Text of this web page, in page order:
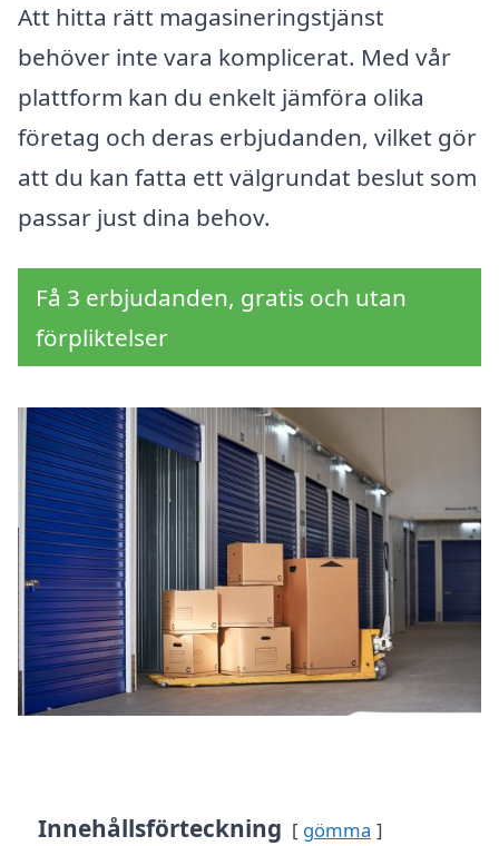
Att hitta rätt magasineringstjänst
behöver inte vara komplicerat. Med vår
plattform kan du enkelt jämföra olika
företag och deras erbjudanden, vilket gör
att du kan fatta ett välgrundat beslut som
passar just dina behov.
Få 3 erbjudanden, gratis och utan
förpliktelser
Innehållsförteckning gömma